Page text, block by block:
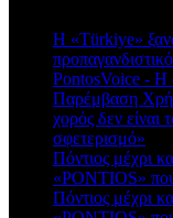
Η «Türkiye»
PontosVoice -
Παρέμβαση
χορός δεν είναι
σφετερισμό»
Πόντιος μέχρι
«PONTIOS»
Πόντιος μέχρι